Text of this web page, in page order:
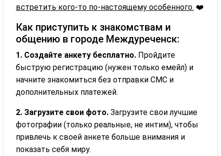
встретить кого-то по-настоящему особенного. ❤️
Как приступить к знакомствам и
общению в городе Междуреченск:
1. Создайте анкету бесплатно. Пройдите
быструю регистрацию (нужен только емейл) и
начните знакомиться без отправки СМС и
дополнительных платежей.
2. Загрузите свои фото. Загрузите свои лучшие
фотографии (только реальные, не интим), чтобы
привлечь к своей анкете больше внимания и
показать себя миру.